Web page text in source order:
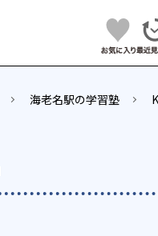
海老名駅の学習塾